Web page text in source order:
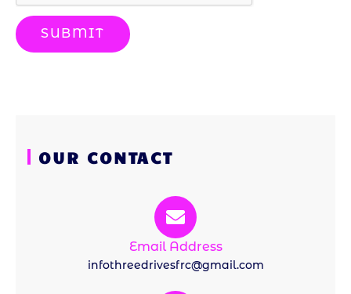
SUBMIT
OUR CONTACT
Email Address
infothreedrivesfrc@gmail.com